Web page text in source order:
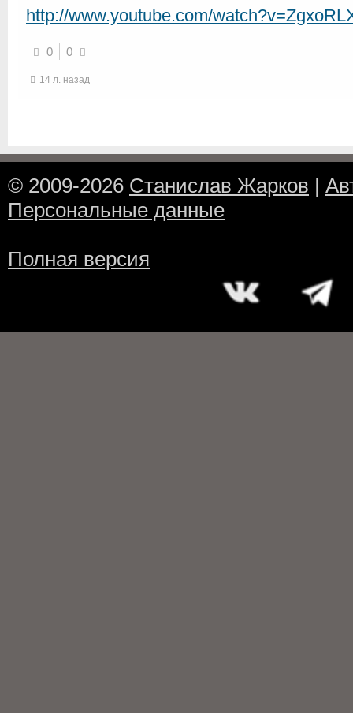
http://www.youtube.com/
0 0
14 л. назад
© 2009-2026 Станислав Жарков |
Персональные данные
Полная версия